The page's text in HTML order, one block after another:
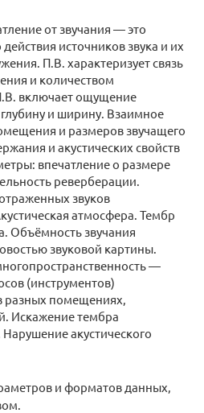
от звучания — это
источников звука и их
П.В. характеризует связь
и количеством
включает ощущение
и ширину. Взаимное
и размеров звучащего
и акустических свойств
впечатление о размере
реверберации.
звуков
атмосфера. Тембр
Объёмность звучания
звуковой картины.
—
(инструментов)
разных помещениях,
Искажение тембра
Нарушение акустического
и форматов данных,